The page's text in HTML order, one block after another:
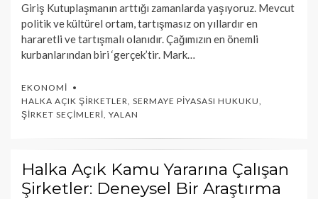
Giriş Kutuplaşmanın arttığı zamanlarda yaşıyoruz. Mevcut
politik ve kültürel ortam, tartışmasız on yıllardır en
hararetli ve tartışmalı olanıdır. Çağımızın en önemli
kurbanlarından biri ‘gerçek’tir. Mark…
EKONOMI
HALKA AÇIK ŞIRKETLER SERMAYE PIYASASI HUKUKU
ŞIRKET SEÇIMLERI YALAN
Halka Açık Kamu Yararına Çalışan
Şirketler: Deneysel Bir Araştırma